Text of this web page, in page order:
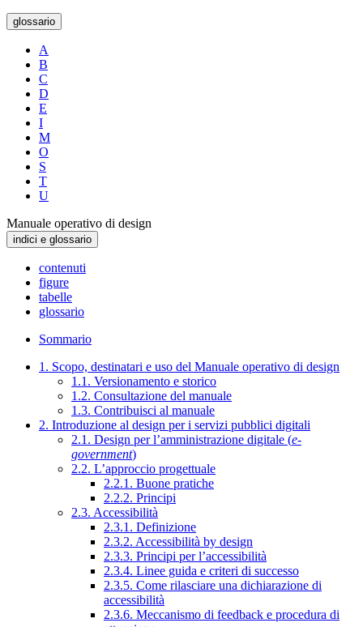
glossario
A
B
C
D
E
I
M
O
S
T
U
Manuale operativo di design
indici e glossario
contenuti
figure
tabelle
glossario
Sommario
1. Scopo, destinatari e uso del Manuale operativo di design
1.1. Versionamento e storico
1.2. Consultazione del manuale
1.3. Contribuisci al manuale
2. Introduzione al design per i servizi pubblici digitali
2.1. Design per l’amministrazione digitale (e-
government)
2.2. L’approccio progettuale
2.2.1. Buone pratiche
2.2.2. Principi
2.3. Accessibilità
2.3.1. Definizione
2.3.2. Accessibilità by design
2.3.3. Principi per l’accessibilità
2.3.4. Linee guida e criteri di successo
2.3.5. Come rilasciare una dichiarazione di
accessibilità
2.3.6. Meccanismo di feedback e procedura di